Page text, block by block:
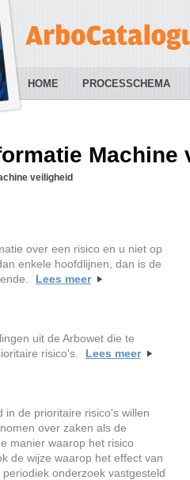
HOME PROCESSCHEMA
Machine
veiligheid
over een risico en u niet op
enkele hoofdlijnen, dan is de
Lees meer
uit de Arbowet die te
risico's.
Lees meer
in de prioritaire risico's willen
over zaken als de
manier waarop het risico
de wijze waarop het effect van
onderzoek vastgesteld